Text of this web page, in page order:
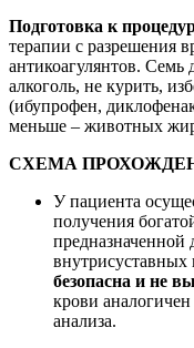
Подготовка к
терапии с разрешения
антикоагулянтов. Семь
алкоголь, не курить,
(ибупрофен,
меньше – животных
СХЕМА
У пациента
получения
внутрисуставных
безопасна и не
крови
анализа.